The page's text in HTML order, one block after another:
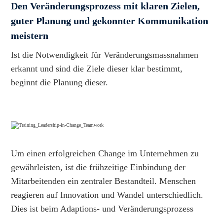
Den Veränderungsprozess mit klaren Zielen,
guter Planung und gekonnter Kommunikation
meistern
Ist die Notwendigkeit für Veränderungsmassnahmen
erkannt und sind die Ziele dieser klar bestimmt,
beginnt die Planung dieser.
Um einen erfolgreichen Change im Unternehmen zu
gewährleisten, ist die frühzeitige Einbindung der
Mitarbeitenden ein zentraler Bestandteil. Menschen
reagieren auf Innovation und Wandel unterschiedlich.
Dies ist beim Adaptions- und Veränderungsprozess